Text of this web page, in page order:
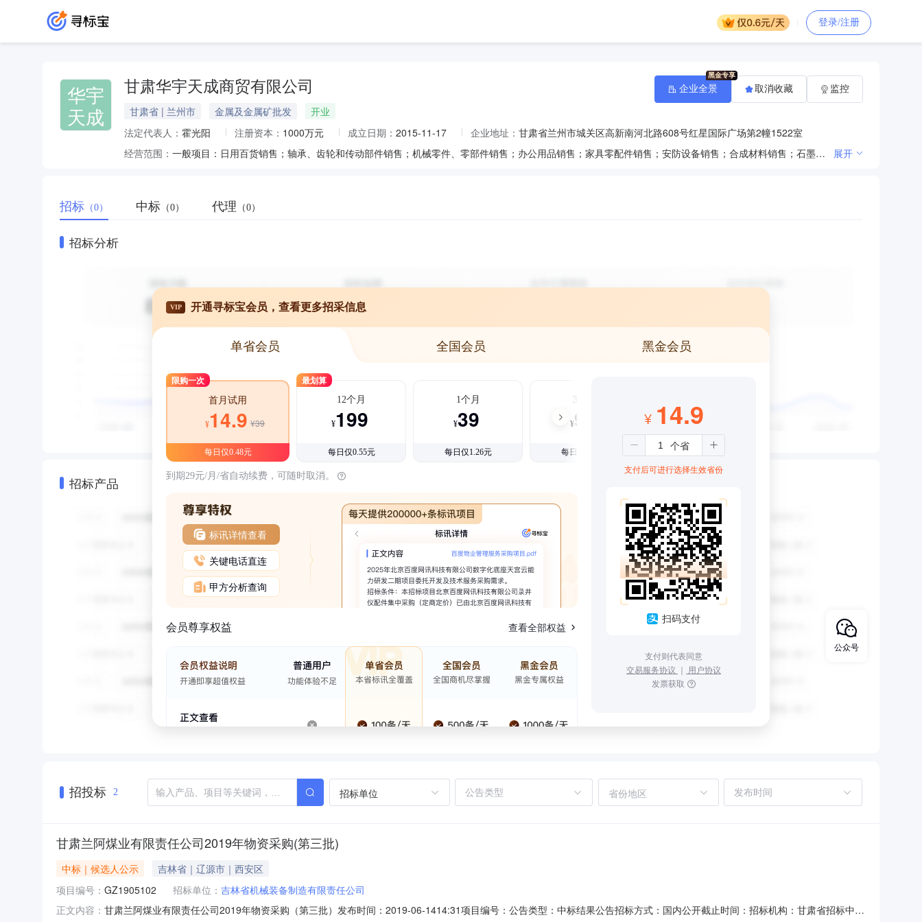
登录/注册
华宇
天成
甘肃华宇天成商贸有限公司
甘肃省 | 兰州市 金属及金属矿批发
开业
法定代表人： 霍光阳 注册资本： 1000万元 成立日期： 2015-11-17 企业地址： 甘肃省兰州市城关区高新南河北路608号红星国际广场第2幢1522室
经营范围：
一般项目：日用百货销售；轴承、齿轮和传动部件销售；机械零件、零部件销售；办公用品销售；家具零配件销售；安防设备销售；合成材料销售；石墨及碳素制品销售；金属材料销售；建筑材料销售；建筑装饰材料销售；建筑砌块销售；建筑防水卷材产品销售；保温材料销售；化工产品销售（不含许可类化工产品）；环境保护专用设备销售；润滑油销售；石油制品销售（不含危险化学品）；日用品销售；日用化学产品销售；日用杂品销售；矿山机械销售；冶金专用设备销售；木材销售；农副产品销售；计算机软硬件及辅助设备批发；计算机及通讯设备租赁；计算机及办公设备维修；信息系统集成服务；电子产品销售；信息技术咨询服务；信息安全设备销售；计算机系统服务；通用设备修理；安全系统监控服务；数字视频监控系统销售；电工器材销售；电子元器件与机电组件设备销售；光伏设备及元器件销售；机械电气设备销售；网络设备销售；音响设备销售；家用电器销售；机械设备销售；通讯设备销售；移动终端设备销售；移动通信设备销售；卫星移动通信终端销售；文具用品批发；五金产品批发；金属工具销售；光缆销售；防腐材料销售；电工仪器仪表销售；机械设备租赁；照相机及器材销售；光学仪器销售；专用化学产品销售（不含危险化学品）；劳动保护用品销售；体育用品及器材批发；电池销售；服装服饰批发；互联网销售（除销售需要许可的商品）；办公设备销售；办公设备租赁服务；针纺织品销售；会议及展览服务；专业设计服务；家具销售；橡胶制品销售；石棉制品销售；生态环境材料销售；实验分析仪器销售；塑料制品销售；工程塑料及合成树脂销售；金属丝绳及其制品销售；电线、电缆经营；汽车零配件批发；工程技术服务（规划管理、勘察、设计、监理除外）；环境保护监测；特种设备销售；家具安装和维修服务；消防器材销售；金属制品销售；泵及真空设备销售；软件开发；信息系统运行维护服务；网络技术服务；电气设备修理；煤炭及制品销售；涂料销售（不含危险化学品）；普通机械设备安装服务；建筑工程机械与设备租赁；工程塑料及合成树脂制造；园林绿化工程施工；土石方工程施工；金属门窗工程施工；工程管理服务；金属矿石销售；非金属矿及制品销售；有色金属合金销售；石墨烯材料销售；石灰和石膏销售；水泥制品销售；石棉水泥制品销售；砖瓦销售；建筑用金属配件销售；智能无人飞行器销售（除许可业务外，可自主依法经营法律法规非禁止或限制的项目） 展开
企业全景 取消收藏 监控
招标 （0） 中标 （0） 代理 （0）
招标分析
招标产品
VIP 开通寻标宝会员，查看更多招采信息
单省会员 全国会员 黑金会员
限购一次
首月试用
¥14.9 ¥39
每日仅0.48元
最划算
12个月
¥199
每日仅0.55元
1个月
¥39
每日仅1.26元
3个月
¥99
每日仅1.08元
到期29元/月/省自动续费，可随时取消。
标讯详情查看
关键电话直连
甲方分析查询
会员尊享权益 查看全部权益
¥ 14.9
支付后可进行选择生效省份
扫码支付
支付则代表同意
交易服务协议 ｜ 用户协议
发票获取
招投标 2 招标单位 省份地区
甘肃兰阿煤业有限责任公司2019年物资采购(第三批)
中标｜候选人公示
吉林省｜辽源市｜西安区
项目编号： GZ1905102 招标单位： 吉林省机械装备制造有限责任公司
正文内容： 甘肃兰阿煤业有限责任公司2019年物资采购（第三批）发布时间：2019-06-1414:31项目编号：公告类型：中标结果公告招标方式：国内公开截止时间：招标机构：甘肃省招标中心
公众号